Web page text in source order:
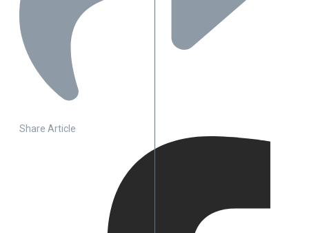
Share Article